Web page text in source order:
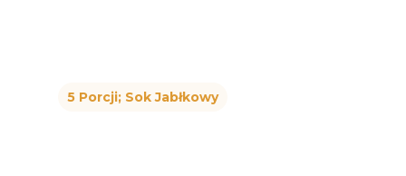
5 Porcji; Sok Jabłkowy